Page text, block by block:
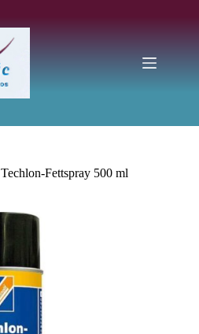
Techlon-Fettspray 500 ml